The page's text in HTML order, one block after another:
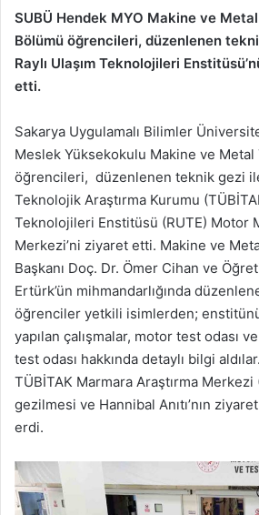
SUBÜ Hendek MYO Makine ve
Bölümü öğrencileri, düzenlenen
Raylı Ulaşım Teknolojileri
etti.
Sakarya Uygulamalı Bilimler
Meslek Yüksekokulu Makine ve
öğrencileri, düzenlenen teknik gezi
Teknolojik Araştırma Kurumu
Teknolojileri Enstitüsü (RUTE) Motor
Merkezi’ni ziyaret etti. Makine ve
Başkanı Doç. Dr. Ömer Cihan ve
Ertürk’ün mihmandarlığında
öğrenciler yetkili isimlerden;
yapılan çalışmalar, motor test odası
test odası hakkında detaylı bilgi
TÜBİTAK Marmara Araştırma
gezilmesi ve Hannibal Anıtı’nın
erdi.